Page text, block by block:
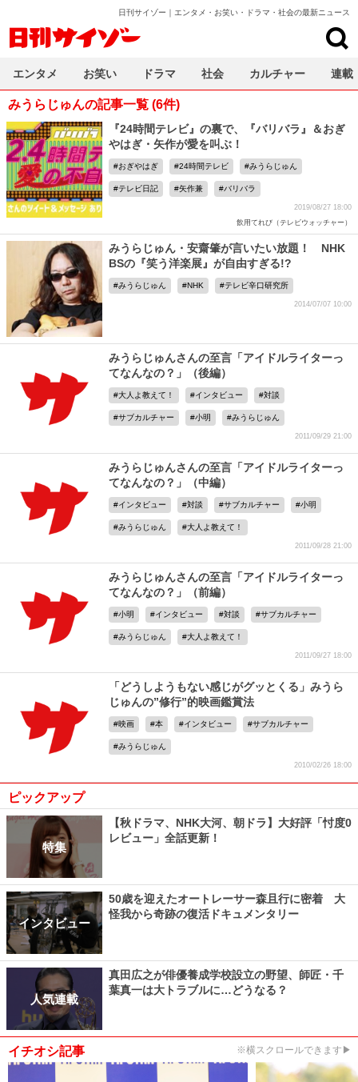
日刊サイゾー｜エンタメ・お笑い・ドラマ・社会の最新ニュース
みうらじゅんの記事一覧 (6件)
『24時間テレビ』の裏で、『バリバラ』＆おぎ
やはぎ・矢作が愛を叫ぶ！
おぎやはぎ 24時間テレビ みうらじゅん
テレビ日記 矢作兼 バリバラ
2019/08/27 18:00
飲用てれび（テレビウォッチャー）
みうらじゅん・安齋肇が言いたい放題！ NHK
BSの『笑う洋楽展』が自由すぎる!?
みうらじゅん NHK テレビ辛口研究所
2014/07/07 10:00
みうらじゅんさんの至言「アイドルライターっ
てなんなの？」（後編）
大人よ教えて！ インタビュー 対談
サブカルチャー 小明 みうらじゅん
2011/09/29 21:00
みうらじゅんさんの至言「アイドルライターっ
てなんなの？」（中編）
インタビュー 対談 サブカルチャー 小明
みうらじゅん 大人よ教えて！
2011/09/28 21:00
みうらじゅんさんの至言「アイドルライターっ
てなんなの？」（前編）
小明 インタビュー 対談 サブカルチャー
みうらじゅん 大人よ教えて！
2011/09/27 18:00
「どうしようもない感じがグッとくる」みうら
じゅんの”修行”的映画鑑賞法
映画 本 インタビュー サブカルチャー
みうらじゅん
2010/02/26 18:00
ピックアップ
特集
【秋ドラマ、NHK大河、朝ドラ】大好評「忖度0
レビュー」全話更新！
インタビュー
50歳を迎えたオートレーサー森且行に密着 大
怪我から奇跡の復活ドキュメンタリー
人気連載
真田広之が俳優養成学校設立の野望、師匠・千
葉真一は大トラブルに…どうなる？
イチオシ記事 ※横スクロールできます▶
エンタメ お笑い ドラマ 社会 カルチャー 連載